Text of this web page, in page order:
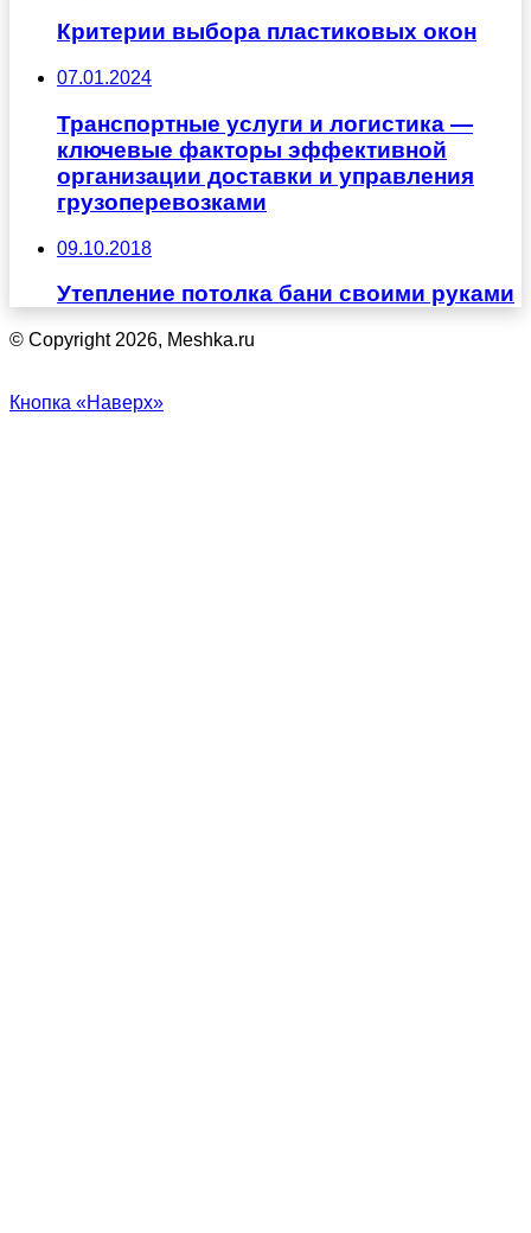
Критерии выбора пластиковых окон
07.01.2024
Транспортные услуги и логистика —
ключевые факторы эффективной
организации доставки и управления
грузоперевозками
09.10.2018
Утепление потолка бани своими руками
© Copyright 2026, Meshka.ru
Кнопка «Наверх»